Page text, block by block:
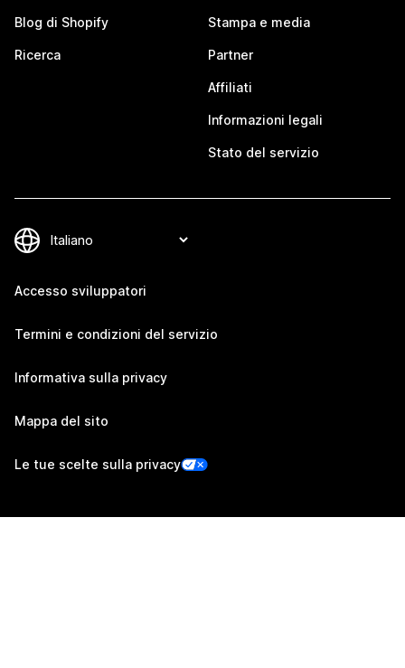
Blog di Shopify
Ricerca
Stampa e media
Partner
Affiliati
Informazioni legali
Stato del servizio
Accesso sviluppatori
Termini e condizioni del servizio
Informativa sulla privacy
Mappa del sito
Le tue scelte sulla privacy